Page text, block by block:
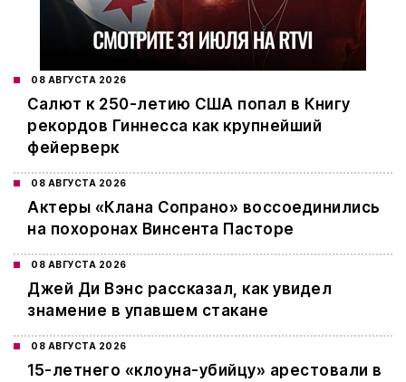
08 АВГУСТА 2026
Салют к 250-летию США попал в Книгу
рекордов Гиннесса как крупнейший
фейерверк
08 АВГУСТА 2026
Актеры «Клана Сопрано» воссоединились
на похоронах Винсента Пасторе
08 АВГУСТА 2026
Джей Ди Вэнс рассказал, как увидел
знамение в упавшем стакане
08 АВГУСТА 2026
15-летнего «клоуна-убийцу» арестовали в